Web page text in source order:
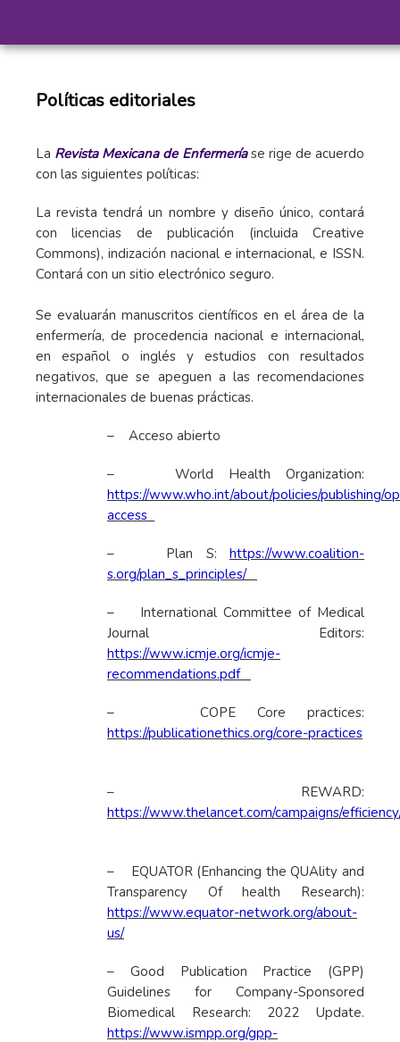
Políticas editoriales
La Revista Mexicana de Enfermeríase rige de acuerdo
con las siguientes políticas:
La revista tendrá un nombre y diseño único, contará
con licencias de publicación (incluida Creative
Commons), indización nacional e internacional, e ISSN.
Contará con un sitio electrónico seguro.
Se evaluarán manuscritos científicos en el área de la
enfermería, de procedencia nacional e internacional,
en español o inglés y estudios con resultados
negativos, que se apeguen a las recomendaciones
internacionales de buenas prácticas.
– Acceso abierto
– World Health Organization:
https://www.who.int/about/policies/publishing/
access
– Plan S: https://www.coalition-
s.org/plan_s_principles/
– International Committee of Medical
Journal Editors:
https://www.icmje.org/icmje-
recommendations.pdf
– COPE Core practices:
https://publicationethics.org/core-practices
– REWARD:
https://www.thelancet.com/campaigns/
– EQUATOR (Enhancing the QUAlity and
Transparency Of health Research):
https://www.equator-network.org/about-
us/
– Good Publication Practice (GPP)
Guidelines for Company-Sponsored
Biomedical Research: 2022 Update.
https://www.ismpp.org/gpp-